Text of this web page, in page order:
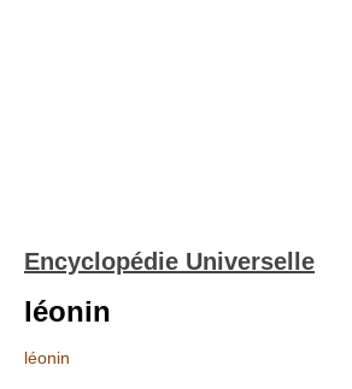
Encyclopédie Universelle
léonin
léonin